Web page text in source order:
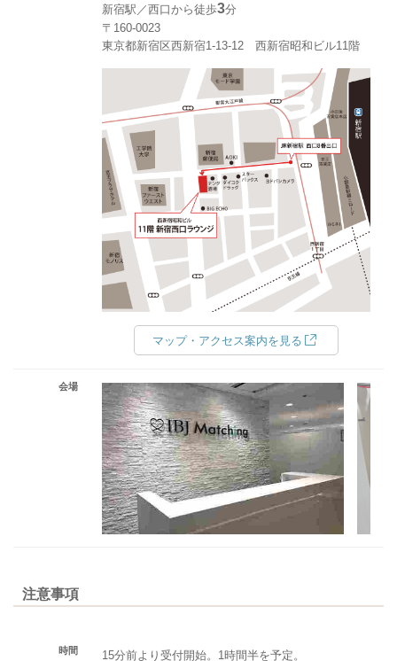
新宿駅／西口から徒歩3分
〒160-0023
東京都新宿区西新宿1-13-12 西新宿昭和ビル11階
マップ・アクセス案内を見る
会場
注意事項
時間
15分前より受付開始。1時間半を予定。